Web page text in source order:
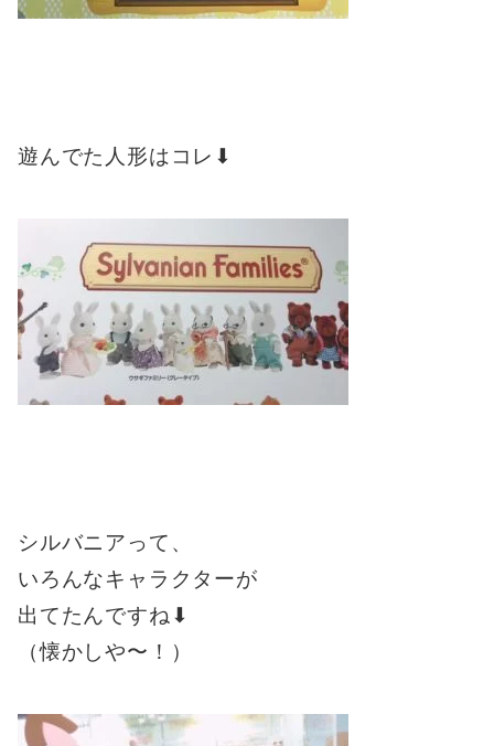
遊んでた人形はコレ⬇︎
シルバニアって、
いろんなキャラクターが
出てたんですね⬇︎
（懐かしや〜！）